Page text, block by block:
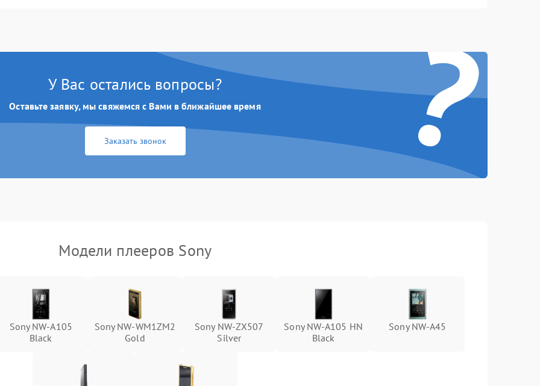
?
У Вас остались вопросы?
Оставьте заявку, мы свяжемся с Вами в ближайшее время
Заказать звонок
Модели плееров Sony
Sony NW-A105
Black
Sony NW-WM1ZM2
Gold
Sony NW-ZX507
Silver
Sony NW-A105 HN
Black
Sony NW-A45